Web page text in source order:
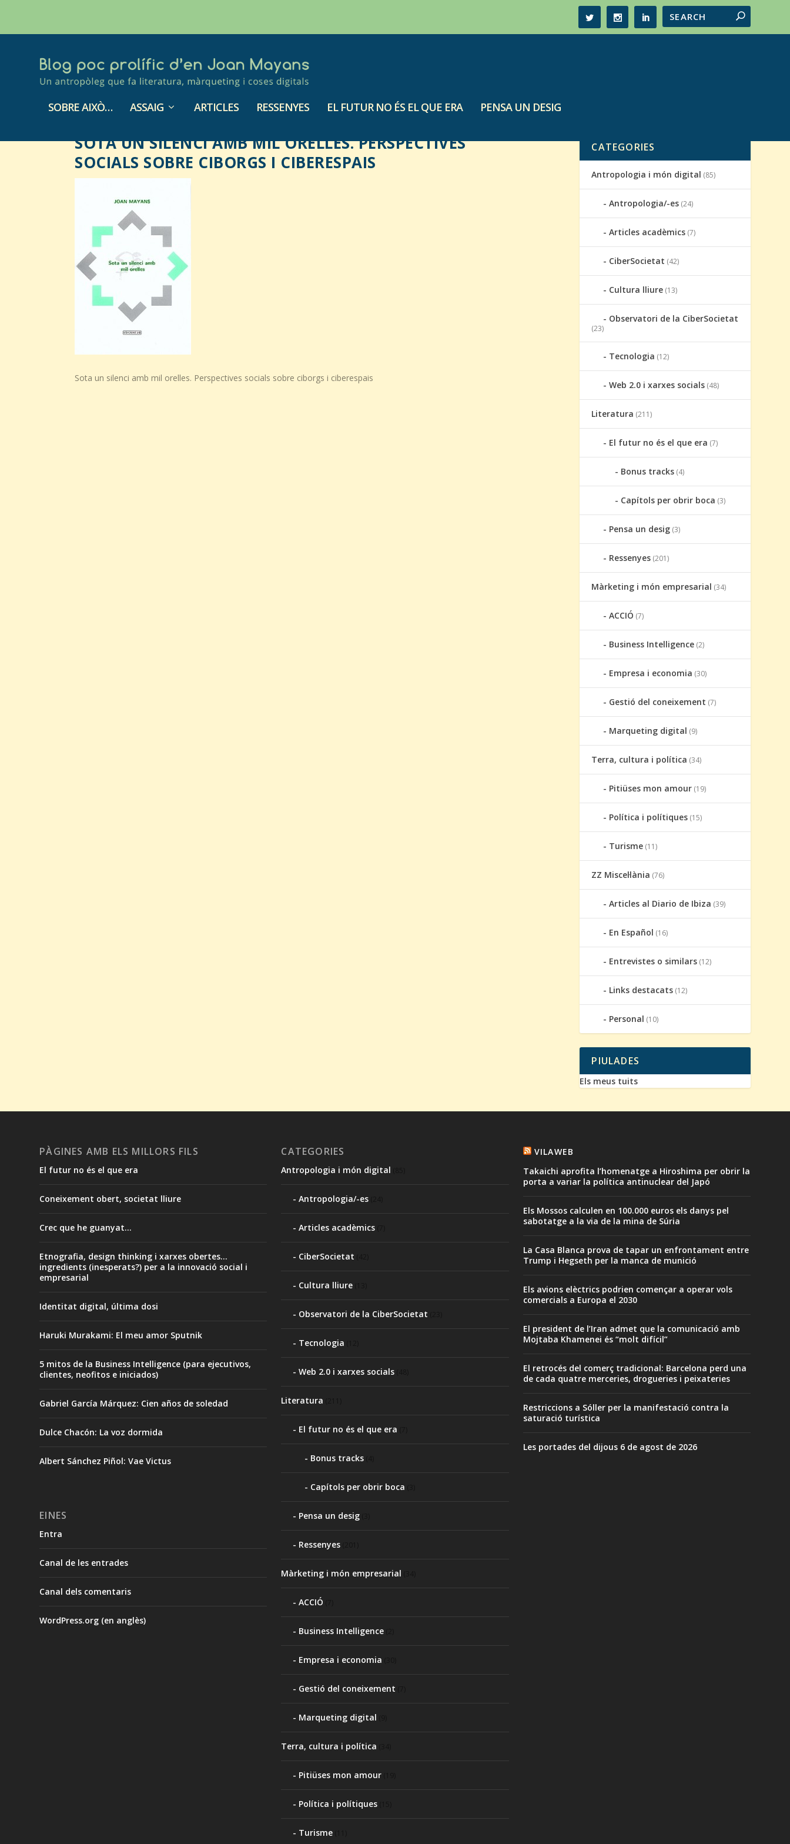
SOBRE AIXÒ… ASSAIG ARTICLES RESSENYES EL FUTUR NO ÉS EL QUE ERA PENSA UN DESIG
SOTA UN SILENCI AMB MIL ORELLES. PERSPECTIVES
SOCIALS SOBRE CIBORGS I CIBERESPAIS
Sota un silenci amb mil orelles. Perspectives socials sobre ciborgs i ciberespais
CATEGORIES
Antropologia i món digital (85)
Antropologia/-es (24)
Articles acadèmics (7)
CiberSocietat (42)
Cultura lliure (13)
Observatori de la CiberSocietat
(23)
Tecnologia (12)
Web 2.0 i xarxes socials (48)
Literatura (211)
El futur no és el que era (7)
Bonus tracks (4)
Capítols per obrir boca (3)
Pensa un desig (3)
Ressenyes (201)
Màrketing i món empresarial (34)
ACCIÓ (7)
Business Intelligence (2)
Empresa i economia (30)
Gestió del coneixement (7)
Marqueting digital (9)
Terra, cultura i política (34)
Pitiüses mon amour (19)
Política i polítiques (15)
Turisme (11)
ZZ Miscel·lània (76)
Articles al Diario de Ibiza (39)
En Español (16)
Entrevistes o similars (12)
Links destacats (12)
Personal (10)
PIULADES
Els meus tuits
PÀGINES AMB ELS MILLORS FILS
El futur no és el que era
Coneixement obert, societat lliure
Crec que he guanyat...
Etnografia, design thinking i xarxes obertes...
ingredients (inesperats?) per a la innovació social i
empresarial
Identitat digital, última dosi
Haruki Murakami: El meu amor Sputnik
5 mitos de la Business Intelligence (para ejecutivos,
clientes, neofitos e iniciados)
Gabriel García Márquez: Cien años de soledad
Dulce Chacón: La voz dormida
Albert Sánchez Piñol: Vae Victus
EINES
Entra
Canal de les entrades
Canal dels comentaris
WordPress.org (en anglès)
CATEGORIES
Antropologia i món digital
Antropologia/-es
Articles acadèmics
CiberSocietat
Cultura lliure
Observatori de la CiberSocietat
Tecnologia
Web 2.0 i xarxes socials
Literatura
El futur no és el que era
Bonus tracks
Capítols per obrir boca
Pensa un desig
Ressenyes
Màrketing i món empresarial
ACCIÓ
Business Intelligence
Empresa i economia
Gestió del coneixement
Marqueting digital
Terra, cultura i política
Pitiüses mon amour
Política i polítiques
Turisme
VILAWEB
Takaichi aprofita l’homenatge a Hiroshima per obrir la
porta a variar la política antinuclear del Japó
Els Mossos calculen en 100.000 euros els danys pel
sabotatge a la via de la mina de Súria
La Casa Blanca prova de tapar un enfrontament entre
Trump i Hegseth per la manca de munició
Els avions elèctrics podrien començar a operar vols
comercials a Europa el 2030
El president de l’Iran admet que la comunicació amb
Mojtaba Khamenei és “molt difícil”
El retrocés del comerç tradicional: Barcelona perd una
de cada quatre merceries, drogueries i peixateries
Restriccions a Sóller per la manifestació contra la
saturació turística
Les portades del dijous 6 de agost de 2026